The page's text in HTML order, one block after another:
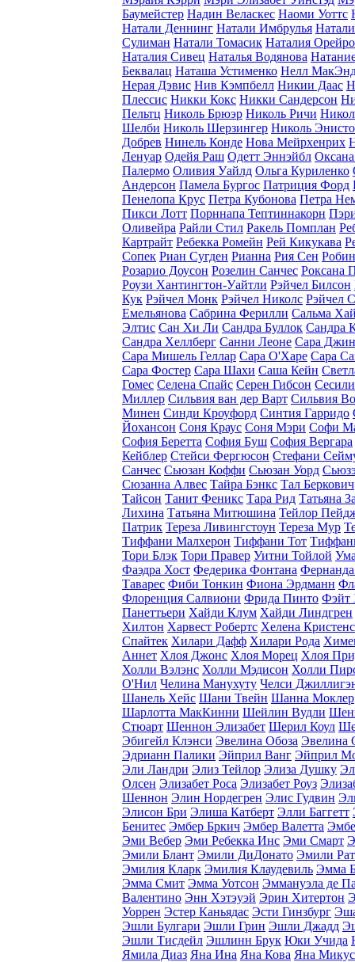
Баумейстер Надин Веласкес Наоми Уоттс
Натали Деннинг Натали Имбрулья
Сулиман Натали Томасик Наталия Орейро
Наталия Сивец Наталья Водянова
Беквалац Наташа Устименко Нелл
Нерая Дэвис Нив Кэмпбелл Никии Даас
Плессис Никки Кокс Никки Сандерсон
Пельтц Николь Брюэр Николь Ричи
Шелби Николь Шерзингер Николь
Добрев Нинель Конде Нова Мейрхенрих
Ленуар Одейя Раш Одетт Эннэйбл
Палермо Оливия Уайлд Ольга Куриленко
Андерсон Памела Бургос Патриция Форд
Пенелопа Крус Петра Кубонова Петра
Пикси Лотт Порннапа Тептиннакорн
Оливейра Райли Стил Ракель Помплан
Картрайт Ребекка Ромейн Рей Кикукава
Сопек Риан Сугден Рианна Рия Сен
Розарио Доусон Розелин Санчес Роксана
Роузи Хантингтон-Уайтли Рэйчел Билсон
Кук Рэйчел Монк Рэйчел Николс Рэйчел
Емельянова Сабрина Ферилли Сальма
Элтис Сан Хи Ли Сандра Буллок Сандра
Сандра Хеллберг Санни Леоне Сара
Сара Мишель Геллар Сара О'Харе Сара
Сара Фостер Сара Шахи Саша Кейн
Гомес Селена Спайс Серен Гибсон
Миллер Сильвия ван дер Варт Сильвия
Минен Синди Кроуфорд Синтия Гарридо
Йохансон Соня Краус Соня Мэри Софи
София Беретта София Буш София Вергара
Кейблер Стейси Фергюсон Стефани
Санчес Сьюзан Коффи Сьюзан Уорд
Сюзанна Алвес Тайра Бэнкс Тал Беркович
Тайсон Танит Феникс Тара Рид Татьяна
Лихина Татьяна Митюшина Тейлор
Патрик Тереза Ливингстоун Тереза Мур
Тиффани Малхерон Тиффани Тот
Тори Блэк Тори Правер Уитни Тойлой
Фаэдра Хост Федерика Фонтана
Таварес Фиби Тонкин Фиона Эрдманн
Флоренция Салвиони Фрида Пинто Фэйт
Панеттьери Хайди Клум Хайди Линдгрен
Хилтон Харвест Робертс Хелена
Спайтек Хилари Дафф Хилари Рода
Аннет Хлоя Джонс Хлоя Морец Хлоя
Холли Вэлэнс Холли Мэдисон Холли
O'Нил Челина Манухуту Челси
Шанель Хейс Шани Твейн Шанна Моклер
Шарлотта МакКинни Шейлин Вудли
Стюарт Шеннон Элизабет Шерил Коул
Эбигейл Клэнси Эвелина Обоза Эвелина
Эдрианн Палики Эйприл Ванг Эйприл
Эли Ландри Элиз Тейлор Элиза Душку
Олсен Элизабет Роса Элизабет Роуз
Шеннон Элин Нордегрен Элис Гудвин
Элисон Бри Элиша Катберт Элли Баггетт
Бенитес Эмбер Бркич Эмбер Валетта
Эми Вебер Эми Ребекка Инс Эми Смарт
Эмили Блант Эмили ДиДонато Эмили
Эмилия Кларк Эмилия Клаудевиль Эмма
Эмма Смит Эмма Уотсон Эммануэла де
Валентино Энн Хэтэуэй Эрин Хитертон
Уоррен Эстер Каньядаc Эсти Гинзбург
Эшли Булгари Эшли Грин Эшли Джадд
Эшли Тисдейл Эшлинн Брук Юки Учида
Ямила Диаз Яна Ина Яна Кова Яна